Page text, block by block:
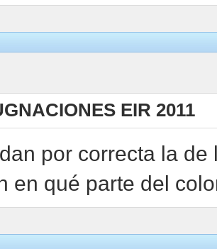
EIR 2011
por correcta la
en qué parte del